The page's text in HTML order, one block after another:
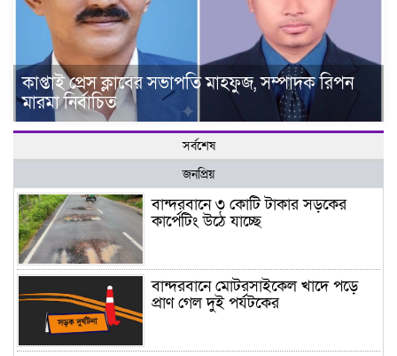
কাপ্তাই প্রেস ক্লাবের সভাপতি মাহফুজ, সম্পাদক রিপন
মারমা নির্বাচিত
সর্বশেষ
জনপ্রিয়
বান্দরবানে ৩ কোটি টাকার সড়কের
কার্পেটিং উঠে যাচ্ছে
বান্দরবানে মোটরসাইকেল খাদে পড়ে
প্রাণ গেল দুই পর্যটকের